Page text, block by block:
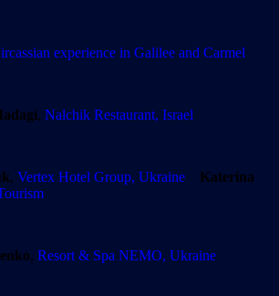
experience in Galilee and Carmel
, Nalchik Restaurant, Israel
, Vertex Hotel Group, Ukraine
Katerina
, Resort & Spa NEMO, Ukraine